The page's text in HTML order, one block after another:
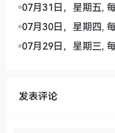
07月31日，星期五,
07月30日，星期四,
07月29日，星期三,
发表评论